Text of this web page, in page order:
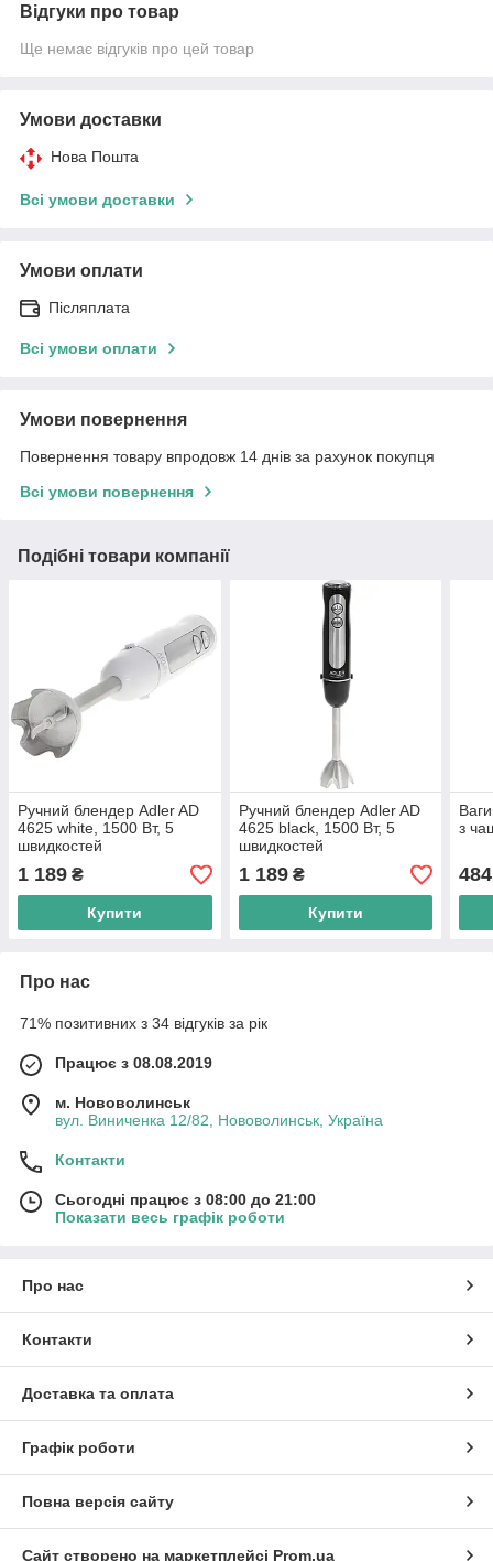
Відгуки про товар
Ще немає відгуків про цей товар
Умови доставки
Нова Пошта
Всі умови доставки
Умови оплати
Післяплата
Всі умови оплати
Умови повернення
Повернення товару впродовж 14 днів за рахунок покупця
Всі умови повернення
Подібні товари компанії
Ручний блендер Adler AD
4625 white, 1500 Вт, 5
швидкостей
1 189 ₴
Купити
Ручний блендер Adler AD
4625 black, 1500 Вт, 5
швидкостей
1 189₴
Купити
з
484
Про нас
71% позитивних з 34 відгуків за рік
Працює з 08.08.2019
м. Нововолинськ
вул. Виниченка 12/82, Нововолинськ, Україна
Контакти
Сьогодні працює з 08:00 до 21:00
Показати весь графік роботи
Про нас
Контакти
Доставка та оплата
Графік роботи
Повна версія сайту
Сайт створено на маркетплейсі Prom.ua